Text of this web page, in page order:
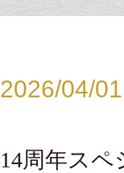
2026/04/01
14周年スペ